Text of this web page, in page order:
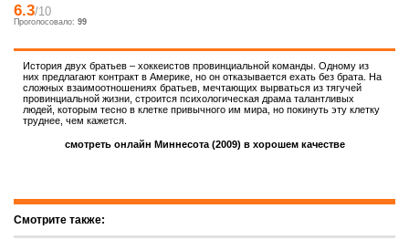
6.3/10
Проголосовало: 99
История двух братьев – хоккеистов провинциальной команды. Одному из
них предлагают контракт в Америке, но он отказывается ехать без брата. На
сложных взаимоотношениях братьев, мечтающих вырваться из тягучей
провинциальной жизни, строится психологическая драма талантливых
людей, которым тесно в клетке привычного им мира, но покинуть эту клетку
труднее, чем кажется.
смотреть онлайн Миннесота (2009) в хорошем качестве
Смотрите также: